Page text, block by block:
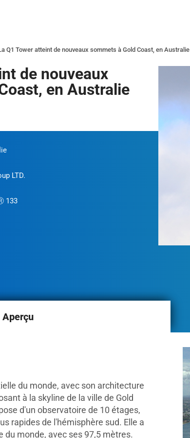
Q1 Tower atteint de nouveaux sommets à Gold Coast, en Australie
de nouveaux
en Australie
LTD.
133
Aperçu
du monde, avec son architecture
à la skyline de la ville de Gold
d'un observatoire de 10 étages,
rapides de l'hémisphère sud. Elle a
monde, avec ses 97,5 mètres.